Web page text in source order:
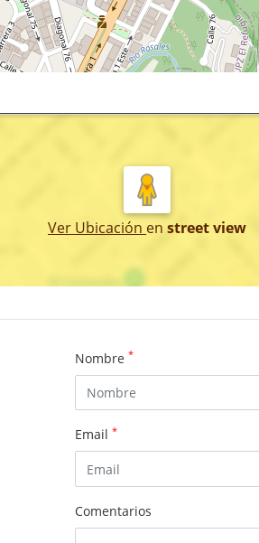
Ver Ubicación en street view
Nombre *
Email *
Comentarios